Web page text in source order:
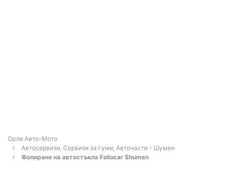
Орли Aвто-Mото
Автосервизи, Сервизи за гуми, Авточасти - Шумен
Фолиране на автостъкла Foliocar Shumen